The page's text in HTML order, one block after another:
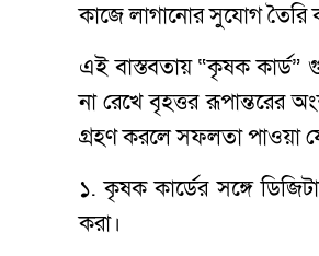
কাজে লাগানোর সুযোগ তৈরি
এই বাস্তবতায় “কৃষক কার্ড”
না রেখে বৃহত্তর রূপান্তরের
গ্রহণ করলে সফলতা পাওয়া
১. কৃষক কার্ডের সঙ্গে
করা।